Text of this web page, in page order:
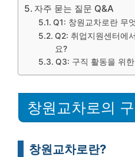
자주 묻는 질문 Q&A
Q1: 창원교차로란 무
Q2: 취업지원센터에
요?
Q3: 구직 활동을 위
창원교차로의
창원교차로란?